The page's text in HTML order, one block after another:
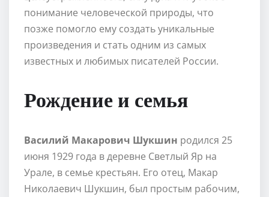
понимание человеческой природы, что
позже помогло ему создать уникальные
произведения и стать одним из самых
известных и любимых писателей России.
Рождение и семья
Василий Макарович Шукшин родился 25
июня 1929 года в деревне Светлый Яр на
Урале, в семье крестьян. Его отец, Макар
Николаевич Шукшин, был простым рабочим,